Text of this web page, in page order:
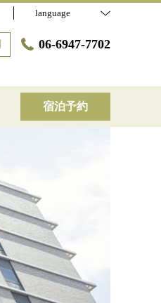
language
06-6947-7702
宿泊予約